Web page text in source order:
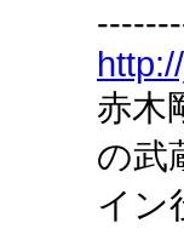
赤木
の武
イン